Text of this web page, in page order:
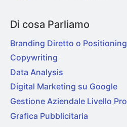
Di cosa Parliamo
Branding Diretto o Positioning
Copywriting
Data Analysis
Digital Marketing su Google
Gestione Aziendale Livello Pro
Grafica Pubblicitaria